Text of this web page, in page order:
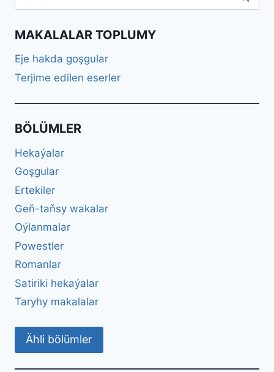
MAKALALAR TOPLUMY
Eje hakda goşgular
Terjime edilen eserler
BÖLÜMLER
Hekaýalar
Goşgular
Ertekiler
Geň-taňsy wakalar
Oýlanmalar
Powestler
Romanlar
Satiriki hekaýalar
Taryhy makalalar
Ähli bölümler